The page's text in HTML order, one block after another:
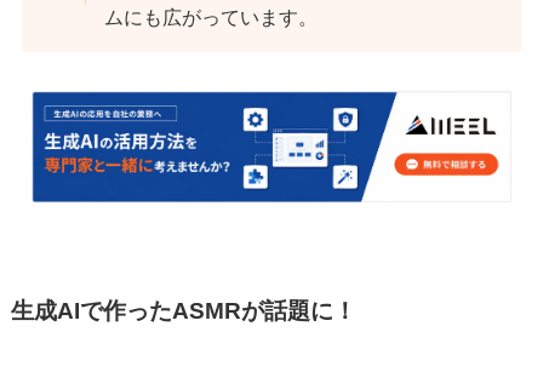
ムにも広がっています。
生成AIで作ったASMRが話題に！